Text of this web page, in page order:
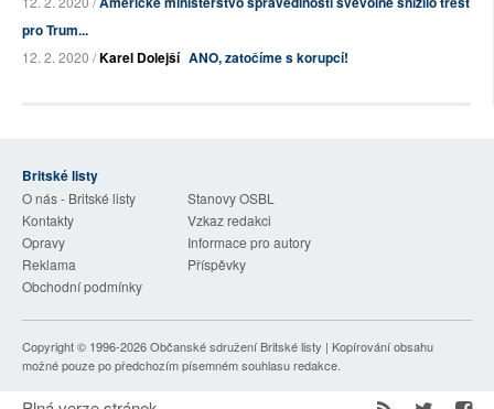
pro Trum...
12. 2. 2020 /Karel Dolejší ANO, zatočíme s korupcí!
Britské listy
O nás - Britské listy
Stanovy OSBL
Kontakty
Vzkaz redakci
Opravy
Informace pro autory
Reklama
Příspěvky
Obchodní podmínky
Copyright © 1996-2026Občanské sdružení Britské listy | Kopírování obsahu
možné pouze po předchozím písemném souhlasu redakce.